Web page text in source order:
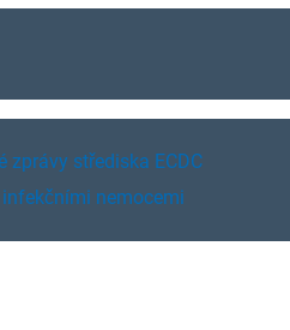
zprávy střediska ECDC
nemocemi